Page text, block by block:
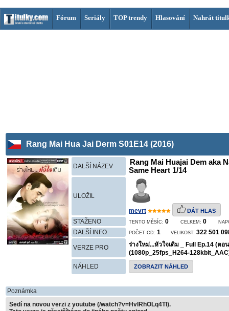
Fórum Seriály TOP trendy Hlasování Nahrát
Rang Mai Hua Jai Derm S01E14 (2016)
DALŠÍ NÁZEV
Rang Mai Huajai Dem aka
Same Heart 1/14
ULOŽIL
mevrt DÁT HLAS
STAŽENO TENTO MĚSÍC: 0 CELKEM: 0
DALŠÍ INFO POČET CD: 1 VELIKOST: 322 501
VERZE PRO
ร่างใหม่...หัวใจเดิม _ Full Ep.14 (ตอ
(1080p_25fps_H264-
NÁHLED
ZOBRAZIT NÁHLED
Poznámka
Sedí na novou verzi z youtube (/watch?v=HvlRhOLq4TI).